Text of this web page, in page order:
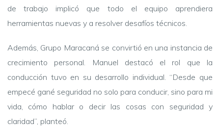
de trabajo implicó que todo el equipo aprendiera
herramientas nuevas y a resolver desafíos técnicos.
Además, Grupo Maracaná se convirtió en una instancia de
crecimiento personal. Manuel destacó el rol que la
conducción tuvo en su desarrollo individual. “Desde que
empecé gané seguridad no solo para conducir, sino para mi
vida, cómo hablar o decir las cosas con seguridad y
claridad”, planteó.